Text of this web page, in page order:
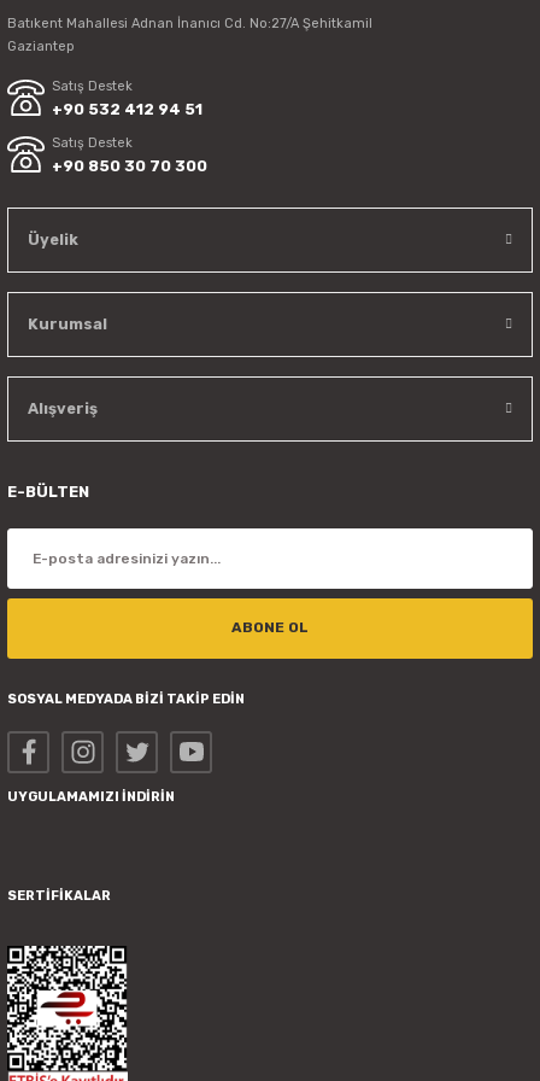
Batıkent Mahallesi Adnan İnanıcı Cd. No:27/A Şehitkamil
Gaziantep
Satış Destek
+90 532 412 94 51
Satış Destek
+90 850 30 70 300
Üyelik
Kurumsal
Alışveriş
E-BÜLTEN
ABONE OL
SOSYAL MEDYADA BİZİ TAKİP EDİN
UYGULAMAMIZI İNDİRİN
SERTİFİKALAR